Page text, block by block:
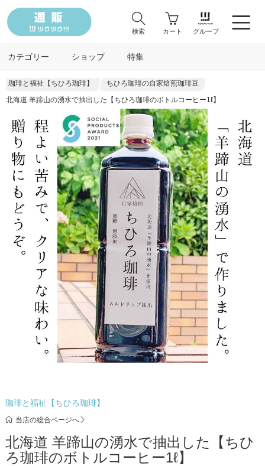
検索 カート グループ
カテゴリー ショップ 特集
珈琲と福祉【ちひろ珈琲】
ちひろ珈琲の自家焙煎珈琲豆
北海道 羊蹄山の湧水で抽出した【ちひろ珈琲のボトルコーヒー1ℓ】
珈琲と福祉【ちひろ珈琲】
当店の総合ページへ
北海道 羊蹄山の湧水で抽出した【ちひ
ろ珈琲のボトルコーヒー1ℓ】